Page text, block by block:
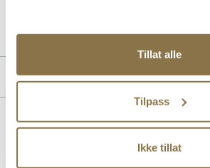
Tillat alle
Tilpass
Ikke tillat
Produktdetaljer
For:Skinn
Lignende